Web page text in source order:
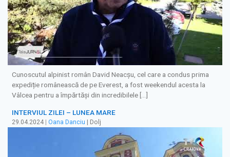
Cunoscutul alpinist român David Neacșu, cel care a condus prima
expediție românească de pe Everest, a fost weekendul acesta la
Vâlcea pentru a împărtăși din incredibilele […]
INTERVIUL ZILEI – LUNEA MARE
29.04.2024 Oana Danciu | Dolj